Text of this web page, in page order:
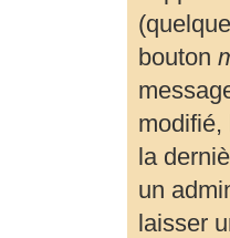
bouton
modifié,
la
un
laisser